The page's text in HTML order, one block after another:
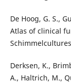
De Hoog, G. S.,
Atlas of clinical
Derksen, K.,
A., Haltrich, M.,